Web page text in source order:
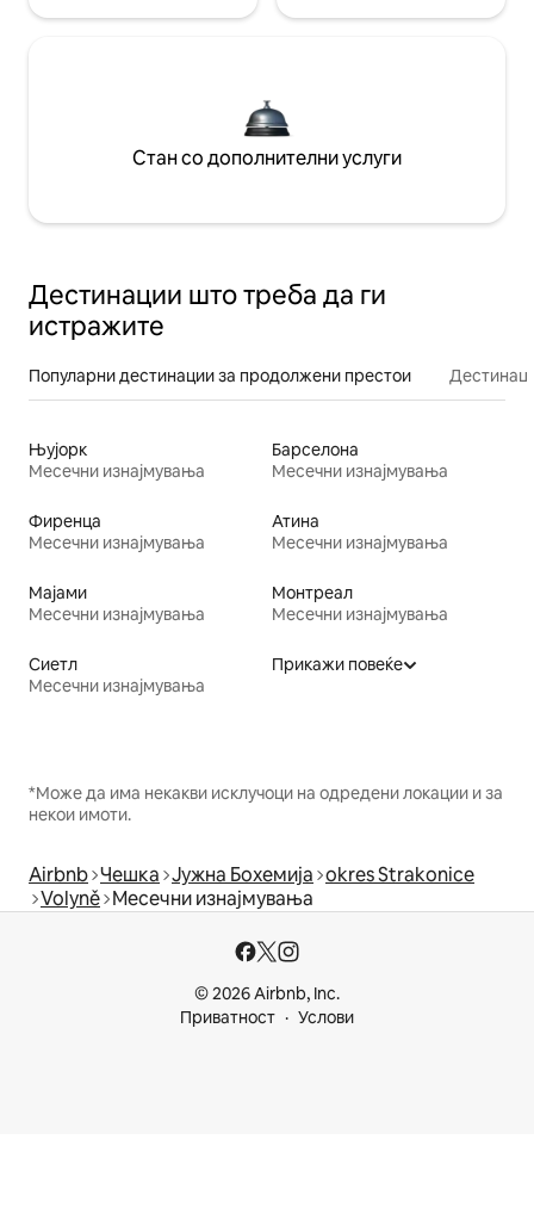
Стан со дополнителни услуги
Дестинации што треба да ги
истражите
Популарни дестинации за продолжени престои
Њујорк
Месечни изнајмувања
Барселона
Месечни изнајмувања
Фиренца
Месечни изнајмувања
Атина
Месечни изнајмувања
Мајами
Месечни изнајмувања
Монтреал
Месечни изнајмувања
Сиетл
Месечни изнајмувања
Прикажи повеќе
*Може да има некакви исклучоци на одредени локации и за
некои имоти.
Airbnb Чешка Јужна Бохемија okres Strakonice
Volyně Месечни изнајмувања
© 2026 Airbnb, Inc.
Приватност
Услови